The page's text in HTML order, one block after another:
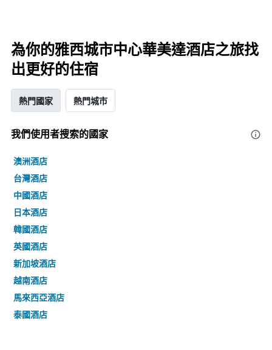
為你的雅西城市中心華美達酒店之旅找
出更好的住宿
熱門國家 熱門城市
我們使用者搜索的國家
澳洲酒店
台灣酒店
中國酒店
日本酒店
韓國酒店
英國酒店
新加坡酒店
越南酒店
馬來西亞酒店
泰國酒店